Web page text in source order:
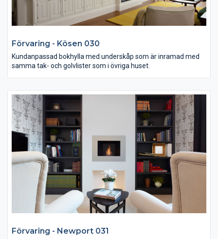
Förvaring - Kösen 030
Kundanpassad bokhylla med underskåp som är inramad med
samma tak- och golvlister som i övriga huset.
Förvaring - Newport 031